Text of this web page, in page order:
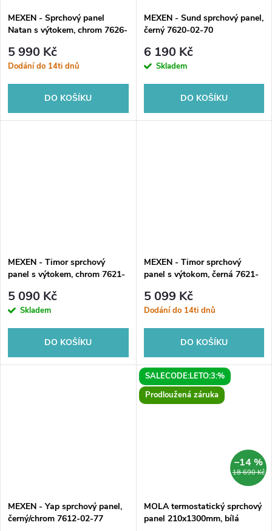
MEXEN - Sprchový panel
Natan s výtokem, chrom 7626-
5 990 Kč
Dodání do 14ti dnů
DO KOŠÍKU
MEXEN - Sund sprchový panel,
černý 7620-02-70
6 190 Kč
Skladem
DO KOŠÍKU
MEXEN - Timor sprchový
panel s výtokem, chrom 7621-
5 090 Kč
Skladem
DO KOŠÍKU
MEXEN - Timor sprchový
panel s výtokom, černá 7621-
5 099 Kč
Dodání do 14ti dnů
DO KOŠÍKU
MEXEN - Yap sprchový panel,
černý/chrom 7612-02-77
SALECODE:LETO:3:%
Prodloužená záruka
18 690 Kč
–14 %
MOLA termostatický sprchový
panel 210x1300mm, bílá